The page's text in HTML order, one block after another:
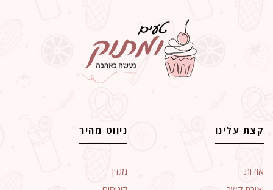
קצת עלינו
אודות
ניווט מהיר
מגזין